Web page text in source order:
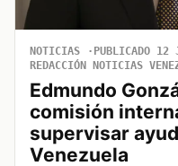
NOTICIAS PUBLICADO
REDACCIÓN NOTICIAS
Edmundo
comisión
supervisar
Venezuela